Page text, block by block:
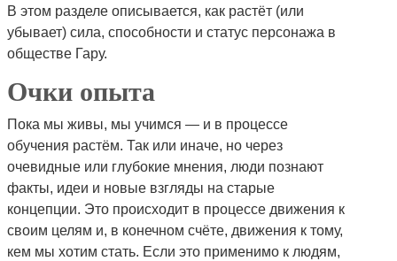
В этом разделе описывается, как растёт (или
убывает) сила, способности и статус персонажа в
обществе Гару.
Очки опыта
Пока мы живы, мы учимся — и в процессе
обучения растём. Так или иначе, но через
очевидные или глубокие мнения, люди познают
факты, идеи и новые взгляды на старые
концепции. Это происходит в процессе движения к
своим целям и, в конечном счёте, движения к тому,
кем мы хотим стать. Если это применимо к людям,